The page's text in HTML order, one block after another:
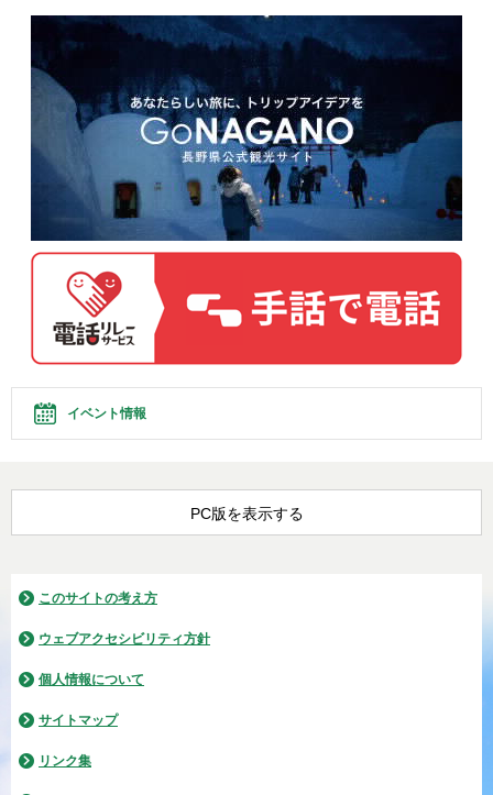
イベント情報
PC版を表示する
このサイトの考え方
ウェブアクセシビリティ方針
個人情報について
サイトマップ
リンク集